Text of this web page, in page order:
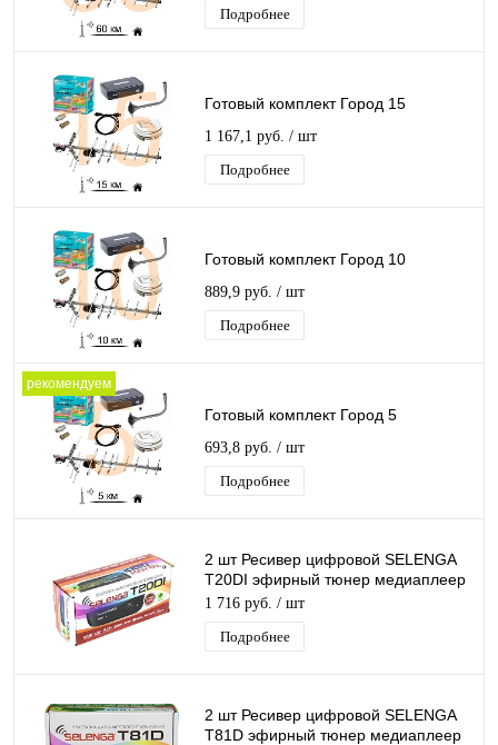
Подробнее
Готовый комплект Город 15
1 167,1 руб. / шт
Подробнее
Готовый комплект Город 10
889,9 руб. / шт
Подробнее
рекомендуем
Готовый комплект Город 5
693,8 руб. / шт
Подробнее
2 шт Ресивер цифровой SELENGA
T20DI эфирный тюнер медиаплеер
бесплатное тв приставка цифровая
2 шт
1 716 руб. / шт
Подробнее
2 шт Ресивер цифровой SELENGA
T81D эфирный тюнер медиаплеер